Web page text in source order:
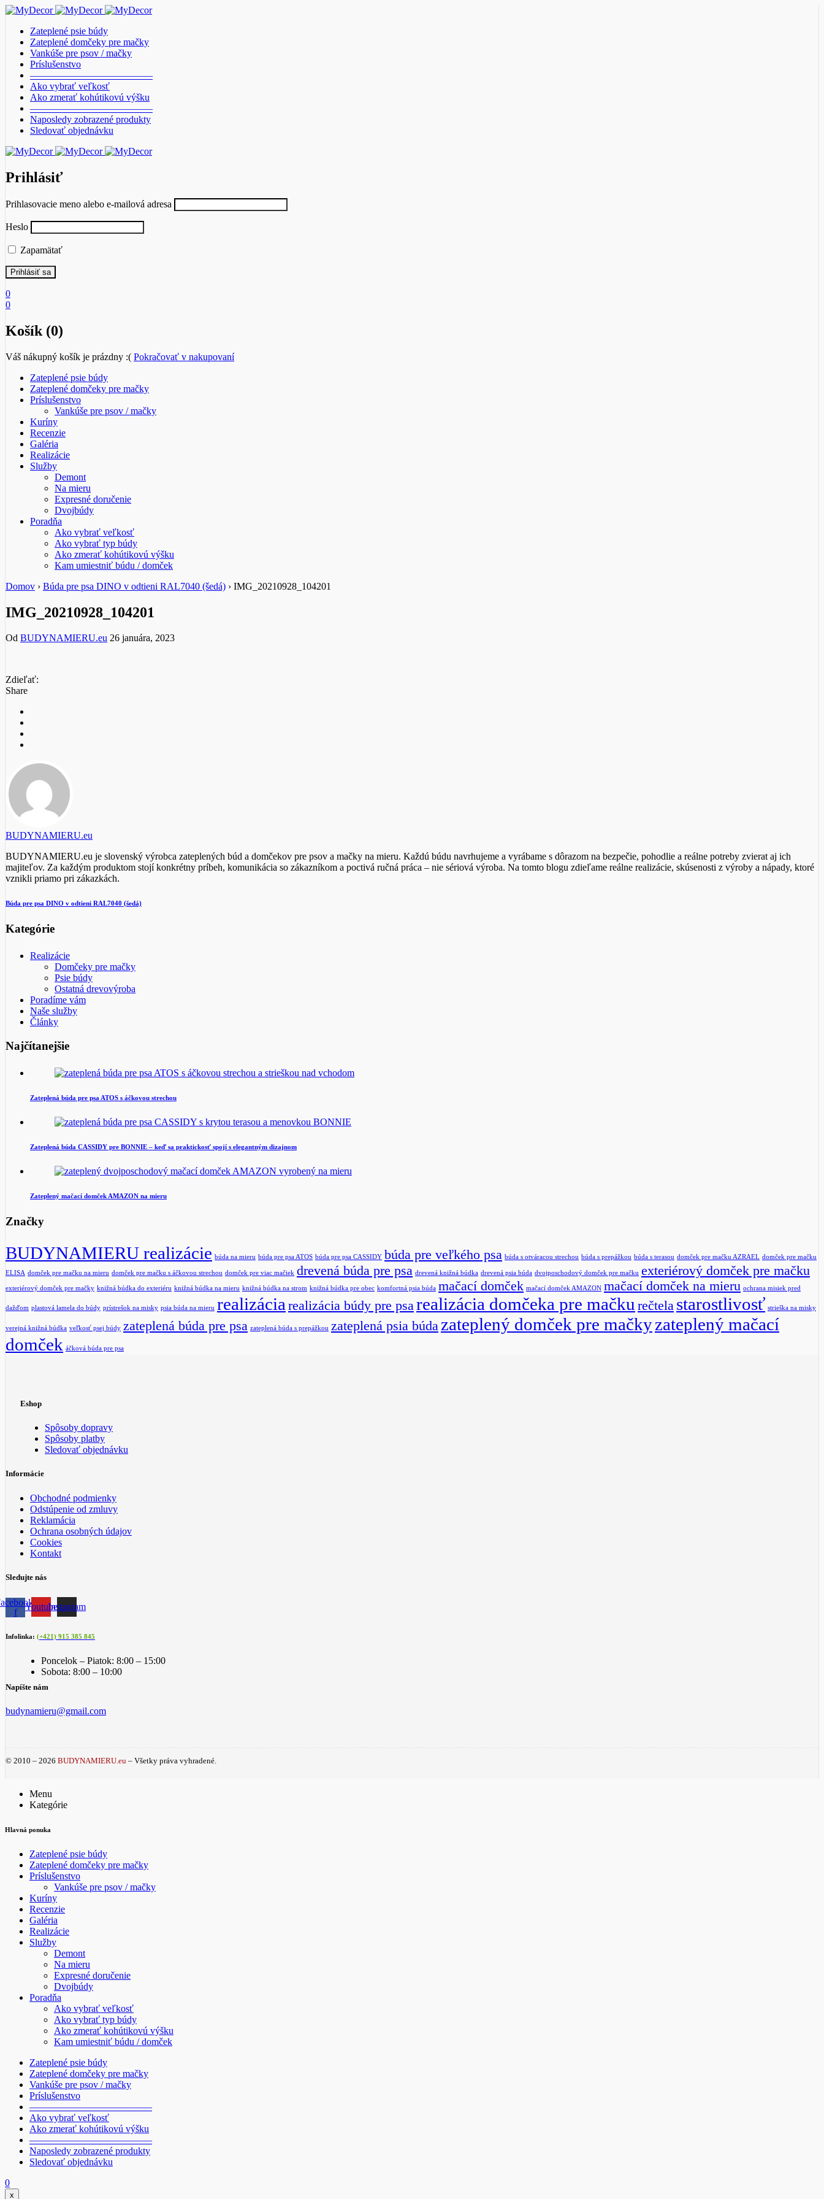
Zateplené psie búdy
Zateplené domčeky pre mačky
Vankúše pre psov / mačky
Príslušenstvo
————————————–
Ako vybrať veľkosť
Ako zmerať kohútikovú výšku
————————————–
Naposledy zobrazené produkty
Sledovať objednávku
Prihlásiť
Prihlasovacie meno alebo e-mailová adresa
Heslo
Zapamätať
0
0
Košík (0)
Váš nákupný košík je prázdny :( Pokračovať v nakupovaní
Zateplené psie búdy
Zateplené domčeky pre mačky
Príslušenstvo
Vankúše pre psov / mačky
Kuríny
Recenzie
Galéria
Realizácie
Služby
Demont
Na mieru
Expresné doručenie
Dvojbúdy
Poradňa
Ako vybrať veľkosť
Ako vybrať typ búdy
Ako zmerať kohútikovú výšku
Kam umiestniť búdu / domček
Domov › Búda pre psa DINO v odtieni RAL7040 (šedá) › IMG_20210928_104201
IMG_20210928_104201
Od BUDYNAMIERU.eu 26 januára, 2023
Zdieľať:
Share
BUDYNAMIERU.eu
BUDYNAMIERU.eu je slovenský výrobca zateplených búd a domčekov pre psov a mačky na mieru. Každú búdu navrhujeme a vyrábame s dôrazom na bezpečie, pohodlie a reálne potreby zvierat aj ich
majiteľov. Za každým produktom stojí konkrétny príbeh, komunikácia so zákazníkom a poctivá ručná práca – nie sériová výroba. Na tomto blogu zdieľame reálne realizácie, skúsenosti z výroby a nápady, ktoré
vznikli priamo pri zákazkách.
Búda pre psa DINO v odtieni RAL7040 (šedá)
Kategórie
Realizácie
Domčeky pre mačky
Psie búdy
Ostatná drevovýroba
Poradíme vám
Naše služby
Články
Najčítanejšie
Zateplená búda pre psa ATOS s áčkovou strechou
Zateplená búda CASSIDY pre BONNIE – keď sa praktickosť spojí s elegantným dizajnom
Zateplený mačací domček AMAZON na mieru
Značky
BUDYNAMIERU realizácie búda na mieru búda pre psa ATOS búda pre psa CASSIDY búda pre veľkého psa búda s otváracou strechou búda s prepážkou búda s terasou domček pre mačku AZRAEL domček pre mačku
ELISA domček pre mačku na mieru domček pre mačku s áčkovou strechou domček pre viac mačiek drevená búda pre psa drevená knižná búdka drevená psia búda dvojposchodový domček pre mačku exteriérový domček pre mačku
exteriérový domček pre mačky knižná búdka do exteriéru knižná búdka na mieru knižná búdka na strom knižná búdka pre obec komfortná psia búda mačací domček mačací domček AMAZON mačací domček na mieru ochrana misiek pred
dažďom plastová lamela do búdy prístrešok na misky psia búda na mieru realizácia realizácia búdy pre psarealizácia domčeka pre mačku rečtela starostlivosť strieška na misky
verejná knižná búdka veľkosť psej búdy zateplená búda pre psa zateplená búda s prepážkou zateplená psia búda zateplený domček pre mačkyzateplený mačací
domček áčková búda pre psa
Eshop
Spôsoby dopravy
Spôsoby platby
Sledovať objednávku
Informácie
Obchodné podmienky
Odstúpenie od zmluvy
Reklamácia
Ochrana osobných údajov
Cookies
Kontakt
Sledujte nás
f
YoutubeInstagram
Infolinka: (+421) 915 385 845
Poncelok – Piatok: 8:00 – 15:00
Sobota: 8:00 – 10:00
Napíšte nám
budynamieru@gmail.com
© 2010 – 2026 BUDYNAMIERU.eu – Všetky práva vyhradené.
Menu
Kategórie
Hlavná ponuka
Zateplené psie búdy
Zateplené domčeky pre mačky
Príslušenstvo
Vankúše pre psov / mačky
Kuríny
Recenzie
Galéria
Realizácie
Služby
Demont
Na mieru
Expresné doručenie
Dvojbúdy
Poradňa
Ako vybrať veľkosť
Ako vybrať typ búdy
Ako zmerať kohútikovú výšku
Kam umiestniť búdu / domček
Zateplené psie búdy
Zateplené domčeky pre mačky
Vankúše pre psov / mačky
Príslušenstvo
————————————–
Ako vybrať veľkosť
Ako zmerať kohútikovú výšku
————————————–
Naposledy zobrazené produkty
Sledovať objednávku
0
x